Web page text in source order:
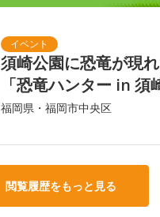
須崎公園に恐竜が現
「恐竜ハンター in 須
福岡県・福岡市中央区
閲覧履歴をもっと見る